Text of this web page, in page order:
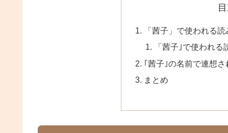
「茜子」で使われる読
「茜子｣で使われ
｢茜子｣の名前で連想
まとめ